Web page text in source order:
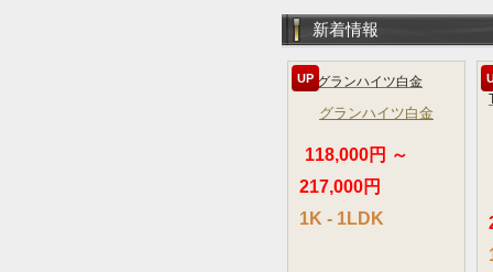
新着情報
UP
グランハイツ白金
118,000円 ～
217,000円
1K - 1LDK